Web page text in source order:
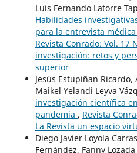
Luis Fernando Latorre
Habilidades
para la entrevista
Revista Conrado: Vol. 17
investigación: retos y
superior
Jesús Estupiñan Ricardo,
Maikel Yelandi Leyva
investigación científica
pandemia , Revista
La Revista un espacio
Diego Javier Loyola
Fernández, Fanny